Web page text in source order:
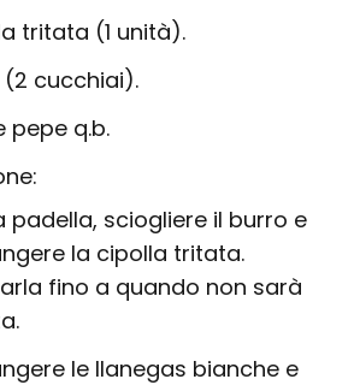
tritata (1 unità).
(2 cucchiai).
pepe q.b.
padella, sciogliere il burro e
la cipolla tritata.
fino a quando non sarà
le llanegas bianche e